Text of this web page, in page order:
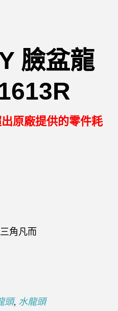
臉盆龍
原廠提供的零件耗
角凡而
頭, 水龍頭